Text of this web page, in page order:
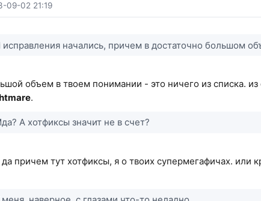
09-02 21:19
исправления начались, причем в достаточно большом
объем в твоем понимании - это ничего из списка.
.
А хотфиксы значит не в счет?
причем тут хотфиксы, я о твоих супермегафичах. или